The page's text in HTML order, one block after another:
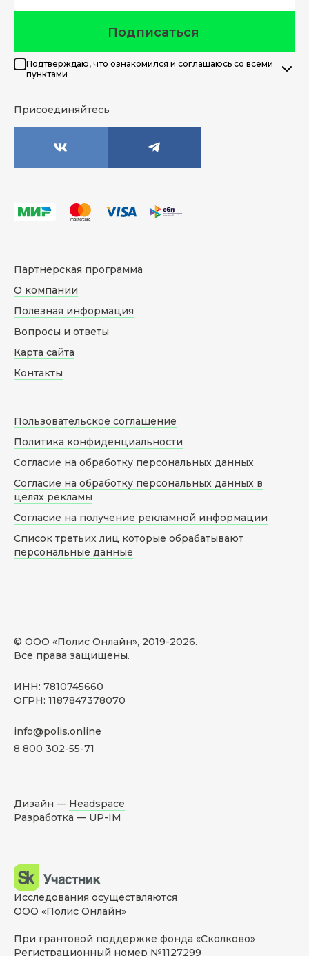
Подписаться
Подтверждаю, что ознакомился и соглашаюсь со всеми
пунктами
Присоединяйтесь
© ООО «Полис Онлайн», 2019-2026.
Все права защищены.
ИНН: 7810745660
ОГРН: 1187847378070
info@polis.online
8 800 302-55-71
Партнерская программа
О компании
Полезная информация
Вопросы и ответы
Карта сайта
Контакты
Пользовательское соглашение
Политика конфиденциальности
Согласие на обработку персональных данных
Согласие на обработку персональных данных в
целях рекламы
Согласие на получение рекламной информации
Список третьих лиц которые обрабатывают
персональные данные
Дизайн — Headspace
Разработка — UP-IM
Исследования осуществляются
ООО «Полис Онлайн»
При грантовой поддержке фонда «Сколково»
Регистрационный номер №1127299